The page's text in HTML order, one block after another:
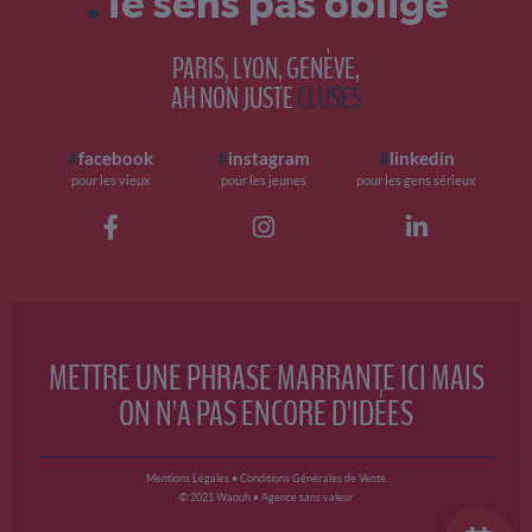
PARIS, LYON, GENÈVE,
AH NON JUSTECLUSES
#facebook
pour les vieux
#instagram
pour les jeunes
#linkedin
pour les gens sérieux
METTRE UNE PHRASE MARRANTE ICI MAIS
ON N'A PAS ENCORE D'IDÉES
Mentions Légales • Conditions Générales de Vente
© 2021 Waouh • Agence sans valeur